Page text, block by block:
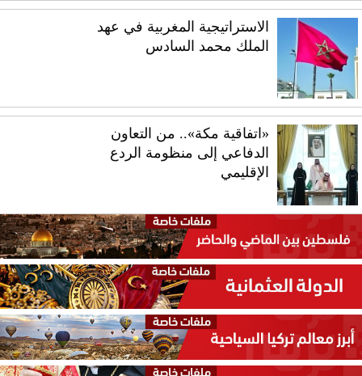
الاستراتيجية المغربية في عهد
الملك محمد السادس
«اتفاقية مكة».. من التعاون
الدفاعي إلى منظومة الردع
الإقليمي